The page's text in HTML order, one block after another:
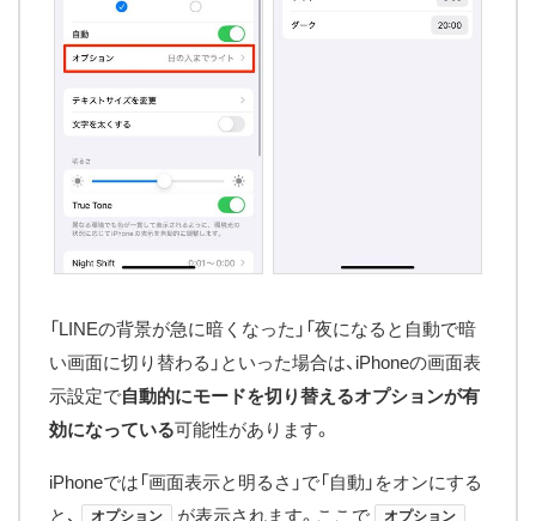
「LINEの背景が急に暗くなった」「夜になると自動で暗
い画面に切り替わる」といった場合は、iPhoneの画面表
示設定で自動的にモードを切り替えるオプションが有
効になっている可能性があります。
iPhoneでは「画面表示と明るさ」で「自動」をオンにする
と、
オプション が表示されます。ここで オプション